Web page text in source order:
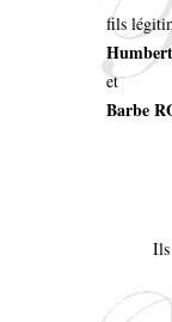
fils
et
Barbe
Ils